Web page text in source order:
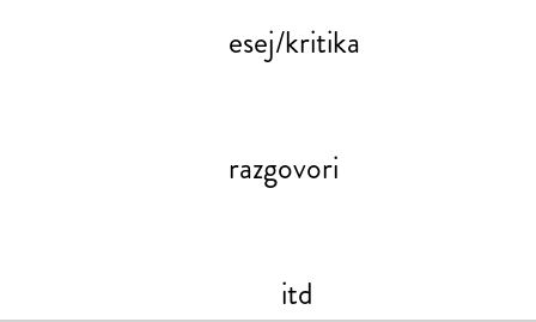
esej/kritika
razgovori
itd